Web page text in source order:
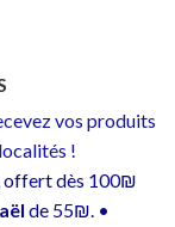
vos produits
!
offert dès 100₪
de 55₪. •